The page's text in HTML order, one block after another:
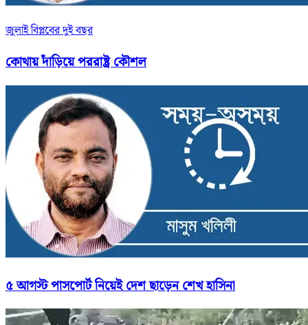
জুলাই বিপ্লবের দুই বছর
কোথায় দাঁড়িয়ে পররাষ্ট্র কৌশল
৫ আগস্ট পাসপোর্ট নিয়েই দেশ ছাড়েন শেখ হাসিনা